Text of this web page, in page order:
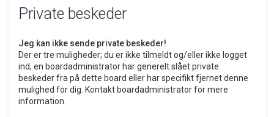
Private beskeder
Jeg kan ikke sende private beskeder!
Der er tre muligheder; du er ikke tilmeldt og/eller ikke logget
ind, en boardadministrator har generelt slået private
beskeder fra på dette board eller har specifikt fjernet denne
mulighed for dig. Kontakt boardadministrator for mere
information.